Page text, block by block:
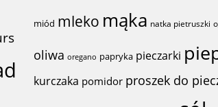
miód mleko mąka natka pietruszki
oliwa oregano papryka pieczarki
kurczaka pomidor proszek do